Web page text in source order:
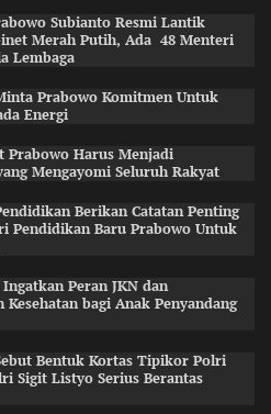
Subianto Resmi Lantik
Merah Putih, Ada 48 Menteri
Lembaga
Prabowo Komitmen Untuk
Energi
Prabowo Harus Menjadi
Mengayomi Seluruh Rakyat
Berikan Catatan Penting
Pendidikan Baru Prabowo Untuk
Ingatkan Peran JKN dan
Kesehatan bagi Anak Penyandang
Bentuk Kortas Tipikor Polri
Sigit Listyo Serius Berantas